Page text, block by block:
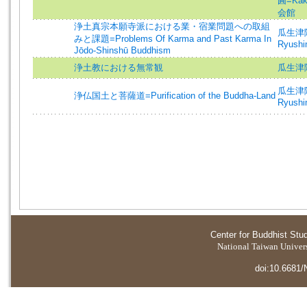
会館
浄土真宗本願寺派における業・宿業問題への取組
みと課題=Problems Of Karma and Past Karma In
Jōdo-Shinshū Buddhism
瓜生津
浄土教における無常観 瓜生津
浄仏国土と菩薩道=Purification of the Buddha-Land 瓜生津
Center for Buddhist
National Taiwan
doi:10.6681/